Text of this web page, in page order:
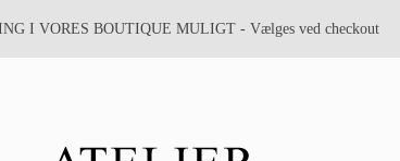
I VORES BOUTIQUE MULIGT - Vælges ved checkout